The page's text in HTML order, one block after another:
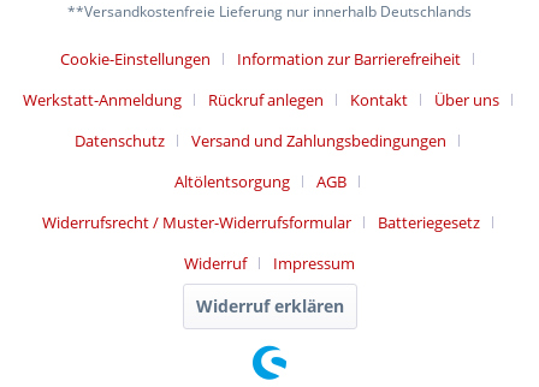
**Versandkostenfreie Lieferung nur innerhalb Deutschlands
Cookie-Einstellungen
Information zur Barrierefreiheit
Werkstatt-Anmeldung
Rückruf anlegen Kontakt
Über uns
Datenschutz
Versand und Zahlungsbedingungen
Altölentsorgung
AGB
Widerrufsrecht / Muster-Widerrufsformular
Batteriegesetz
Widerruf
Impressum
Widerruf erklären